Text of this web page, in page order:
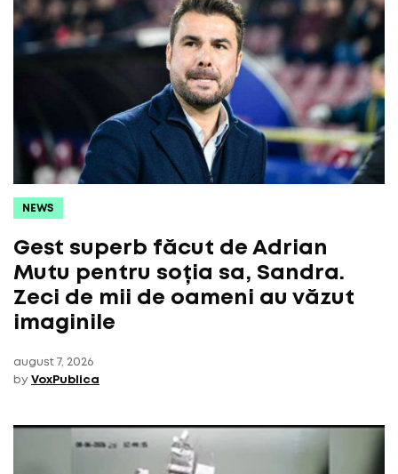
NEWS
Gest superb făcut de Adrian
Mutu pentru soția sa, Sandra.
Zeci de mii de oameni au văzut
imaginile
august 7, 2026
by VoxPublica